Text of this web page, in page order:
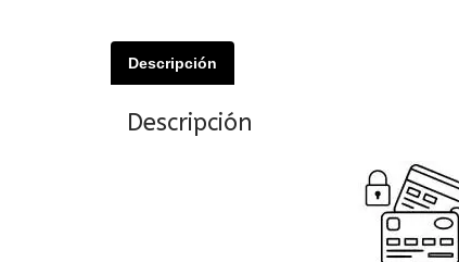
Descripción
Descripción